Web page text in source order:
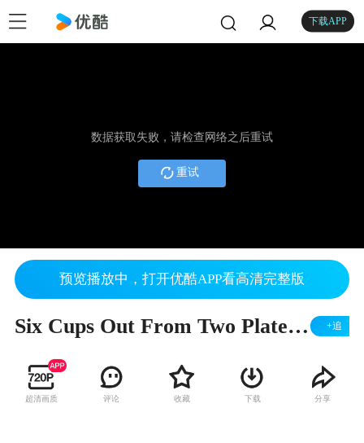
下载APP
数据获取失败，请检查网络之后重试
重试
预览播放中，打开优酷APP看高清完整版
Six Cups Out From Two Plates - ( Tutorial) - 7 Magic +追
超清画质 评论 收藏 下载 分享